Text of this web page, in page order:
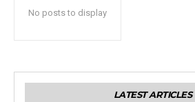
No posts to display
LATEST ARTICLES